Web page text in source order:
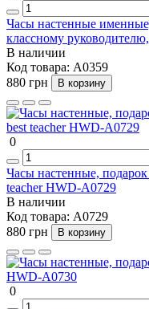
Часы настенные
классному
В наличии
Код товара: A0359
880 грн
В корзину
0
Часы настенные,
teacher HWD-A0729
В наличии
Код товара: A0729
880 грн
В корзину
0